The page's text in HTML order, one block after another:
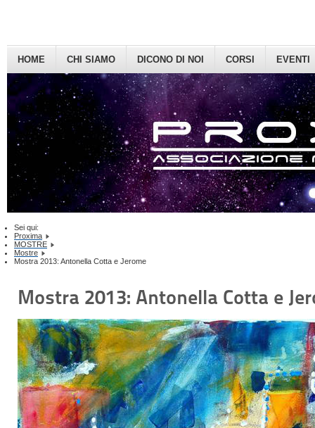
HOME CHI SIAMO DICONO DI NOI CORSI EVENTI
Sei qui:
Proxima
MOSTRE
Mostre
Mostra 2013: Antonella Cotta e Jerome
Mostra 2013: Antonella Cotta e